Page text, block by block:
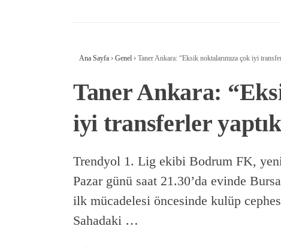
Ana Sayfa › Genel › Taner Ankara: “Eksik noktalarımıza çok iyi
Taner Ankara:
iyi transferler
Trendyol 1. Lig ekibi Bodrum FK, yeni
Pazar günü saat 21.30’da evinde
ilk mücadelesi öncesinde kulüp
Sahadaki …